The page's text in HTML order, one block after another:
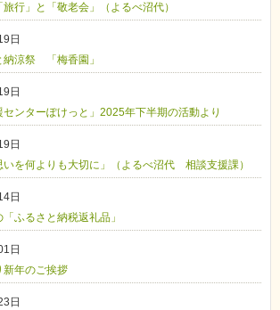
旅行」と「敬老会」（よるべ沼代）
日
納涼祭 「梅香園」
日
センターぽけっと」2025年下半期の活動より
日
いを何よりも大切に」（よるべ沼代 相談支援課）
日
ふるさと納税返礼品」
日
新年のご挨拶
日